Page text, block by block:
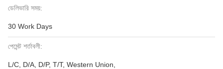
ডেলিভারি সময়:
30 Work Days
পেমেন্ট শর্তাবলী:
L/C, D/A, D/P, T/T, Western Union,